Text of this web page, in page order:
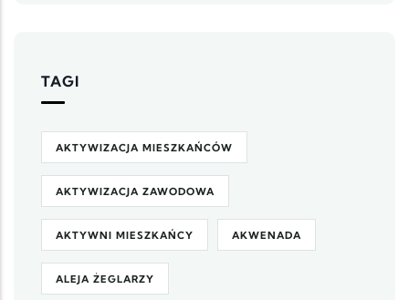
TAGI
AKTYWIZACJA MIESZKAŃCÓW
AKTYWIZACJA ZAWODOWA
AKTYWNI MIESZKAŃCY AKWENADA
ALEJA ŻEGLARZY